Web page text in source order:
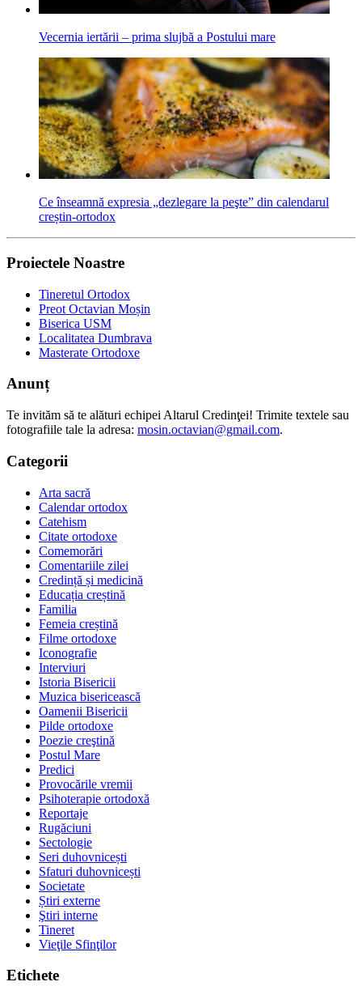
Vecernia iertării – prima slujbă a Postului mare
Ce înseamnă expresia „dezlegare la peşte” din calendarul
creștin-ortodox
Proiectele Noastre
Tineretul Ortodox
Preot Octavian Moșin
Biserica USM
Localitatea Dumbrava
Masterate Ortodoxe
Anunț
Te invităm să te alături echipei Altarul Credinţei! Trimite textele sau
fotografiile tale la adresa: mosin.octavian@gmail.com.
Categorii
Arta sacră
Calendar ortodox
Catehism
Citate ortodoxe
Comemorări
Comentariile zilei
Credință și medicină
Educația creștină
Familia
Femeia creștină
Filme ortodoxe
Iconografie
Interviuri
Istoria Bisericii
Muzica bisericească
Oamenii Bisericii
Pilde ortodoxe
Poezie creştină
Postul Mare
Predici
Provocările vremii
Psihoterapie ortodoxă
Reportaje
Rugăciuni
Sectologie
Seri duhovnicești
Sfaturi duhovnicești
Societate
Știri externe
Ştiri interne
Tineret
Vieţile Sfinţilor
Etichete